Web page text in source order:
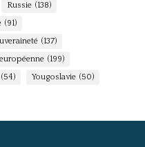
Russie (138)
(91)
(137)
(199)
(54) Yougoslavie (50)